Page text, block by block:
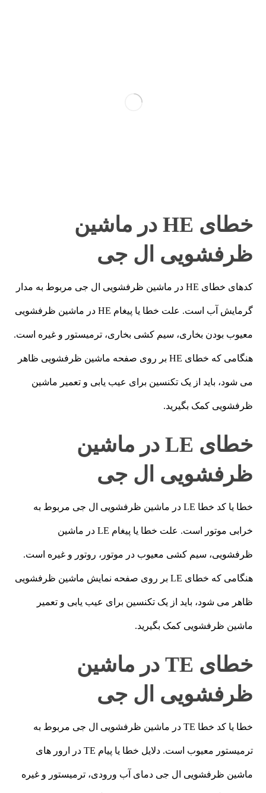
خطای HE در ماشین
ظرفشویی ال جی
کدهای خطای HE در ماشین ظرفشویی ال جی مربوط به مدار
گرمایش آب است. علت خطا یا پیغام HE در ماشین ظرفشویی
معیوب بودن بخاری، سیم کشی بخاری، ترمیستور و غیره است.
هنگامی که خطای HE بر روی صفحه ماشین ظرفشویی ظاهر
می شود، باید از یک تکنسین برای عیب یابی و تعمیر ماشین
ظرفشویی کمک بگیرید.
خطای LE در ماشین
ظرفشویی ال جی
خطا یا کد خطا LE در ماشین ظرفشویی ال جی مربوط به
خرابی موتور است. علت خطا یا پیغام LE در ماشین
ظرفشویی، سیم کشی معیوب در موتور، روتور و غیره است.
هنگامی که خطای LE بر روی صفحه نمایش ماشین ظرفشویی
ظاهر می شود، باید از یک تکنسین برای عیب یابی و تعمیر
ماشین ظرفشویی کمک بگیرید.
خطای TE در ماشین
ظرفشویی ال جی
خطا یا کد خطا TE در ماشین ظرفشویی ال جی مربوط به
ترمیستور معیوب است. دلایل خطا یا پیام TE در ارور های
ماشین ظرفشویی ال جی دمای آب ورودی، ترمیستور و غیره